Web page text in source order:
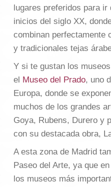
lugares preferidos para
inicios del siglo XX,
combinan perfectamente
y tradicionales tejas
Y si te gustan los
el Museo del Prado, uno
Europa, donde se
muchos de los grandes
Goya, Rubens, Durero y
con su destacada obra,
A esta zona de Madrid
Paseo del Arte, ya que
los museos más